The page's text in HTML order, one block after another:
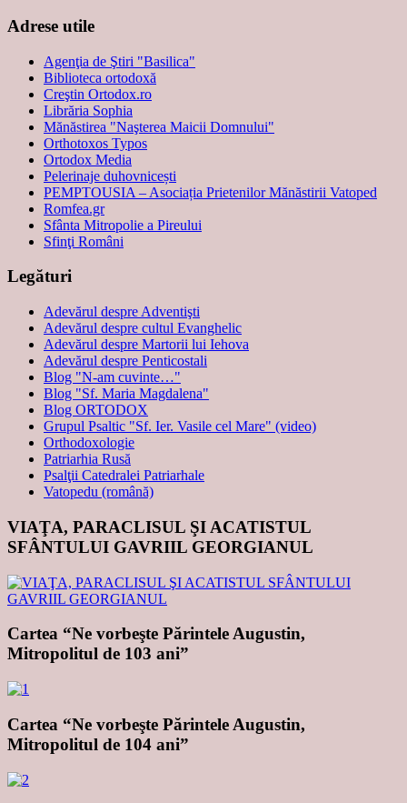
Adrese utile
Agenţia de Ştiri "Basilica"
Biblioteca ortodoxă
Creştin Ortodox.ro
Librăria Sophia
Mănăstirea "Naşterea Maicii Domnului"
Orthotoxos Typos
Ortodox Media
Pelerinaje duhovnicești
PEMPTOUSIA – Asociația Prietenilor Mănăstirii Vatoped
Romfea.gr
Sfânta Mitropolie a Pireului
Sfinţi Români
Legături
Adevărul despre Adventişti
Adevărul despre cultul Evanghelic
Adevărul despre Martorii lui Iehova
Adevărul despre Penticostali
Blog "N-am cuvinte…"
Blog "Sf. Maria Magdalena"
Blog ORTODOX
Grupul Psaltic "Sf. Ier. Vasile cel Mare" (video)
Orthodoxologie
Patriarhia Rusă
Psalţii Catedralei Patriarhale
Vatopedu (română)
VIAŢA, PARACLISUL ŞI ACATISTUL
SFÂNTULUI GAVRIIL GEORGIANUL
Cartea “Ne vorbeşte Părintele Augustin,
Mitropolitul de 103 ani”
Cartea “Ne vorbeşte Părintele Augustin,
Mitropolitul de 104 ani”